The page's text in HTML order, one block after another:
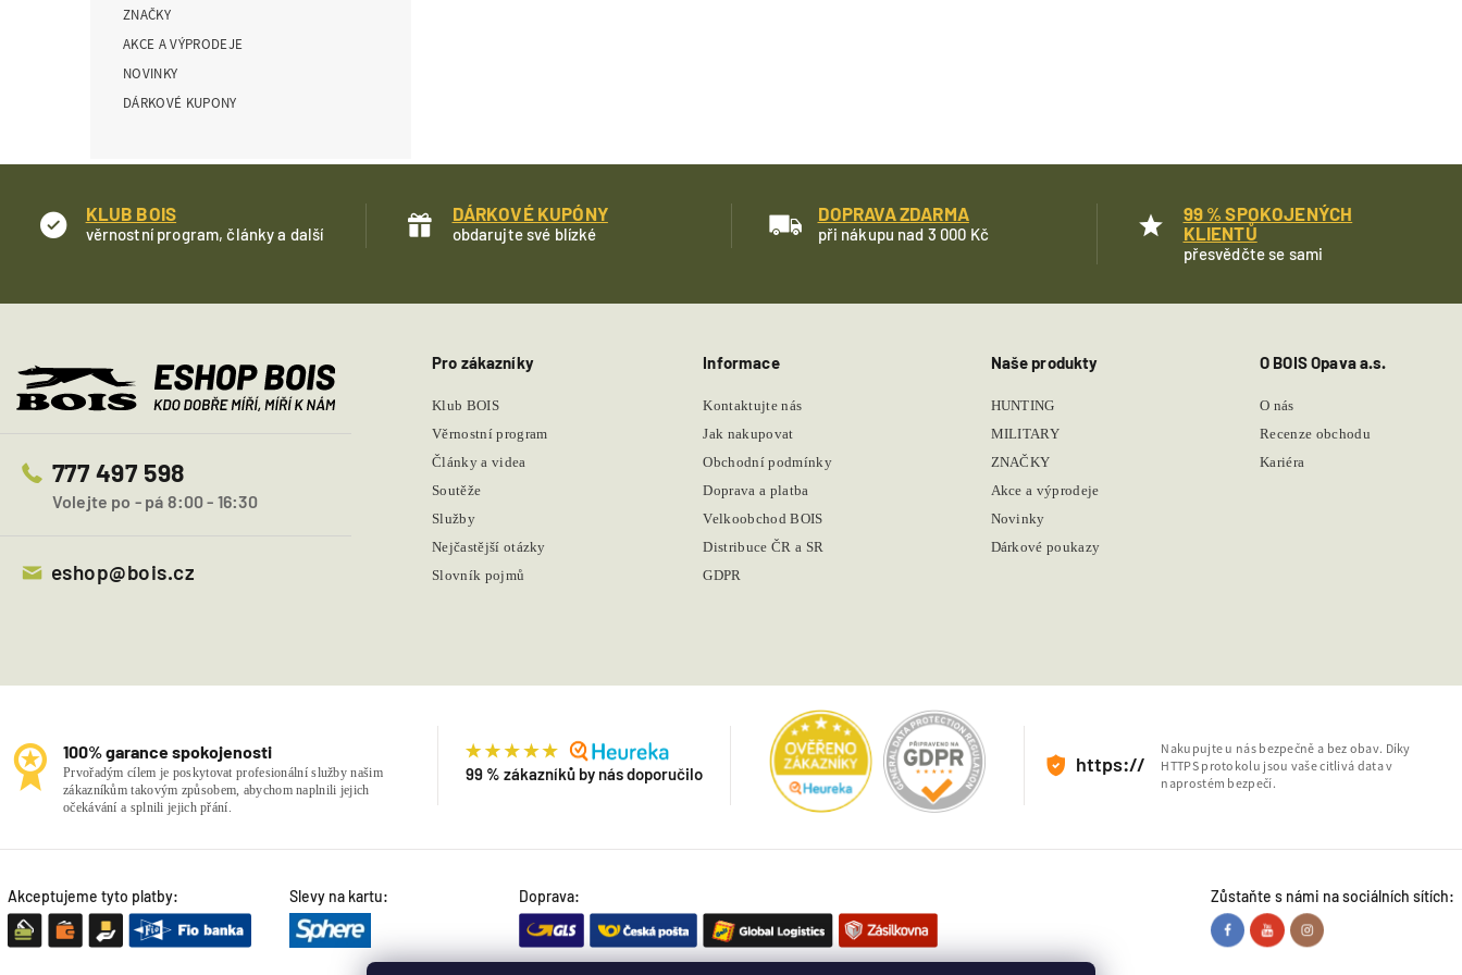
ZNAČKY
AKCE A VÝPRODEJE
NOVINKY
DÁRKOVÉ KUPONY
KLUB BOIS
věrnostní program, články a další
DÁRKOVÉ KUPÓNY
obdarujte své blízké
DOPRAVA ZDARMA
při nákupu nad 3 000 Kč
99 % SPOKOJENÝCH
KLIENTŮ
přesvědčte se sami
777 497 598
Volejte po - pá 8:00 - 16:30
eshop@bois.cz
Pro zákazníky
Klub BOIS
Věrnostní program
Články a videa
Soutěže
Služby
Nejčastější otázky
Slovník pojmů
Informace
Kontaktujte nás
Jak nakupovat
Obchodní podmínky
Doprava a platba
Velkoobchod BOIS
Distribuce ČR a SR
GDPR
Naše produkty
HUNTING
MILITARY
ZNAČKY
Akce a výprodeje
Novinky
Dárkové poukazy
O BOIS Opava a.s.
O nás
Recenze obchodu
Kariéra
100% garance spokojenosti
Prvořadým cílem je poskytovat profesionální služby našim
zákazníkům takovým způsobem, abychom naplnili jejich
očekávání a splnili jejich přání.
99 % zákazníků by nás doporučilo https://
Nakupujte u nás bezpečně a bez obav. Díky
HTTPS protokolu jsou vaše citlivá data v
naprostém bezpečí.
Akceptujeme tyto platby: Slevy na kartu: Doprava: Zůstaňte s námi na sociálních sítích: